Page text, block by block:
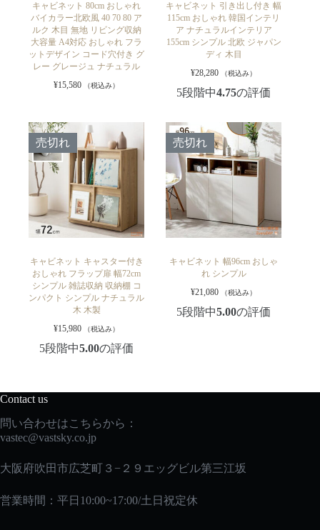
キャビネット 80cm おしゃれ
バイカラー北欧風 40 70 80 ア
ルク 木目 無地 リビング収納
大容量 A4対応 おしゃれ フラ
ットデザイン コード穴付き グ
レー グレージュ ナチュラル
¥15,580 （税込み）
キャビネット 引き出し付き 幅
115cm おしゃれ 韓国インテリ
ア ナチュラルインテリア
155cm シンプル 北欧 ジャパン
ディ 木目
¥28,280 （税込み）
5段階中4.75の評価
売切れ
キャビネット キャスター付き
おしゃれ フラップ扉 幅72cm
シンプル 雑誌収納 収納棚 コ
ンパクト シンプル ナチュラル
木 木製
¥15,980 （税込み）
5段階中5.00の評価
売切れ
キャビネット 幅96cm おしゃ
れ シンプル
¥21,080 （税込み）
5段階中5.00の評価
Contact us
問い合わせはこちらから：
vastec@vastsky.co.jp
大阪府吹田市広芝町３−２９エッグビル第三江坂
営業時間：平日10:00~17:00/土日祝定休